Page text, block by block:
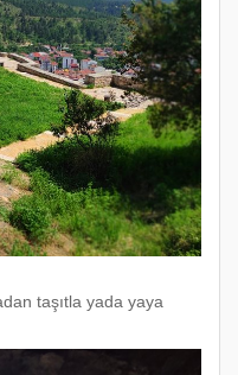
taşıtla yada yaya